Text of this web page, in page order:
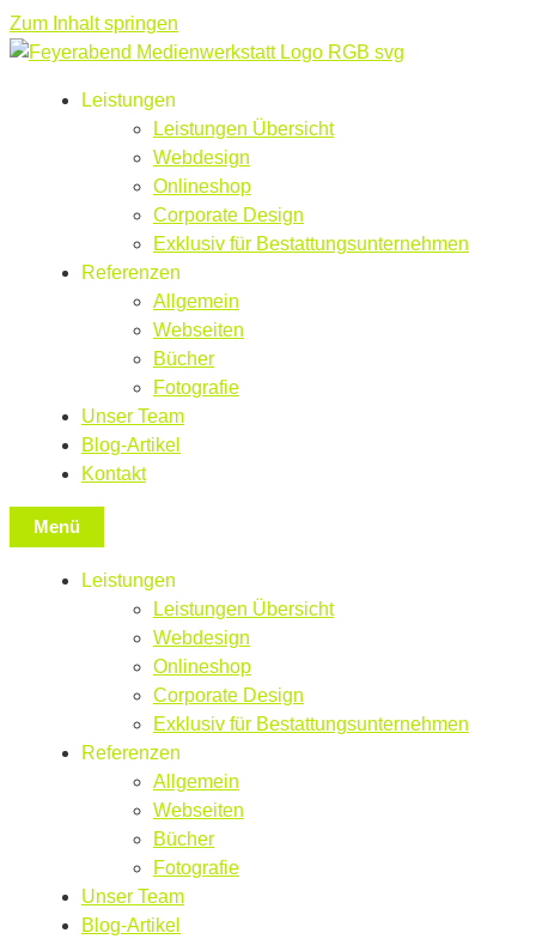
Zum Inhalt springen
Leistungen
Leistungen Übersicht
Webdesign
Onlineshop
Corporate Design
Exklusiv für Bestattungsunternehmen
Referenzen
Allgemein
Webseiten
Bücher
Fotografie
Unser Team
Blog-Artikel
Kontakt
Menü
Leistungen
Leistungen Übersicht
Webdesign
Onlineshop
Corporate Design
Exklusiv für Bestattungsunternehmen
Referenzen
Allgemein
Webseiten
Bücher
Fotografie
Unser Team
Blog-Artikel